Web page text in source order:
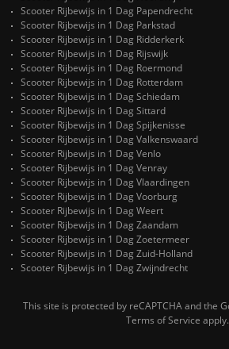
Scooter Rijbewijs in 1 Dag Papendrecht
Scooter Rijbewijs in 1 Dag Parkstad
Scooter Rijbewijs in 1 Dag Ridderkerk
Scooter Rijbewijs in 1 Dag Rijswijk
Scooter Rijbewijs in 1 Dag Roermond
Scooter Rijbewijs in 1 Dag Rotterdam
Scooter Rijbewijs in 1 Dag Schiedam
Scooter Rijbewijs in 1 Dag Sittard
Scooter Rijbewijs in 1 Dag Spijkenisse
Scooter Rijbewijs in 1 Dag Valkenswaard
Scooter Rijbewijs in 1 Dag Venlo
Scooter Rijbewijs in 1 Dag Venray
Scooter Rijbewijs in 1 Dag Vlaardingen
Scooter Rijbewijs in 1 Dag Voorburg
Scooter Rijbewijs in 1 Dag Weert
Scooter Rijbewijs in 1 Dag Zaandam
Scooter Rijbewijs in 1 Dag Zoetermeer
Scooter Rijbewijs in 1 Dag Zuid-Holland
Scooter Rijbewijs in 1 Dag Zwijndrecht
This site is protected by reCAPTCHA and the
Terms of Service apply.